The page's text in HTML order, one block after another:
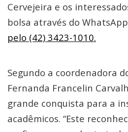
Cervejeira e os
bolsa através do
pelo (42) 3423-1010.
Segundo a coordenadora
Fernanda Francelin
grande conquista para a
acadêmicos. “Este